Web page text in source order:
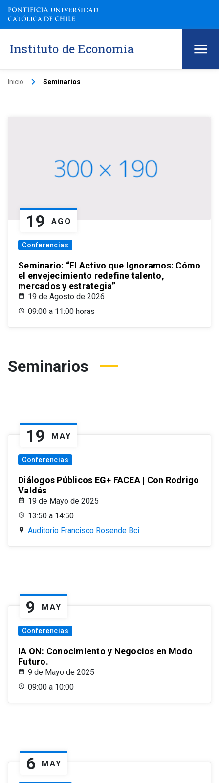
Instituto de Economía
Inicio keyboard_arrow_right Seminarios
19 AGO
Conferencias
Seminario: “El Activo que Ignoramos: Cómo
el envejecimiento redefine talento,
mercados y estrategia”
19 de Agosto de 2026
09:00 a 11:00 horas
Seminarios
19 MAY
Conferencias
Diálogos Públicos EG+ FACEA | Con Rodrigo
Valdés
19 de Mayo de 2025
13:50 a 14:50
Auditorio Francisco Rosende Bci
9 MAY
Conferencias
IA ON: Conocimiento y Negocios en Modo
Futuro.
9 de Mayo de 2025
09:00 a 10:00
6 MAY